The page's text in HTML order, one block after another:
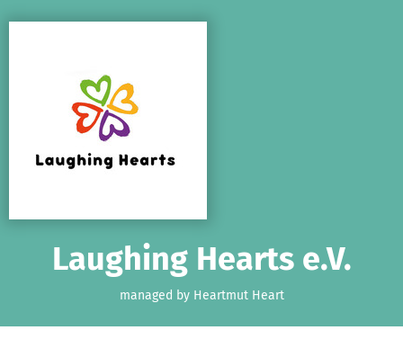
Laughing Hearts e.V.
managed by Heartmut Heart